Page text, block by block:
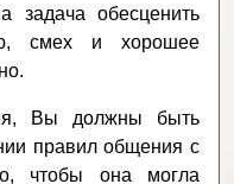
задача обесценить
смех и хорошее
Вы должны быть
правил общения с
чтобы она могла